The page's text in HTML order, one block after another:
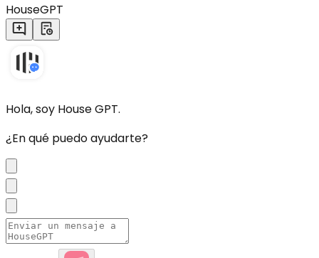
HouseGPT
Hola, soy House GPT.
¿En qué puedo ayudarte?